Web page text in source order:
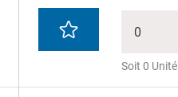
0
Soit 0 Unité